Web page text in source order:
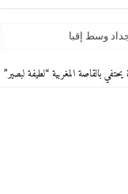
بالقاصة المغربية “لطيفة لبصير”